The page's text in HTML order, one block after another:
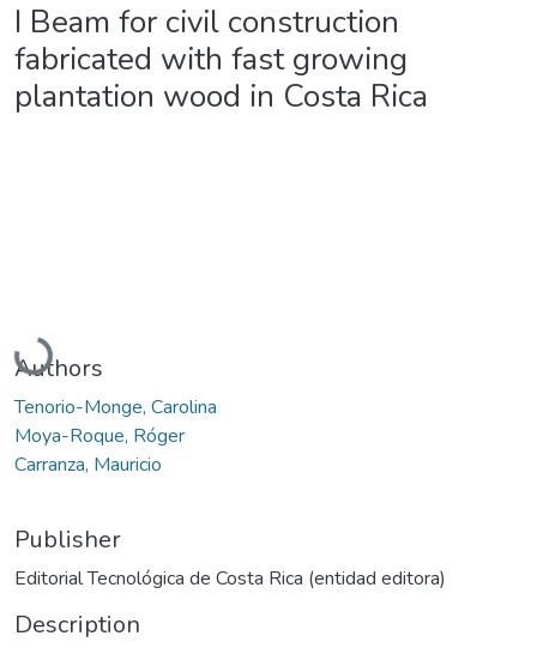
I Beam for civil construction
fabricated with fast growing
plantation wood in Costa Rica
Loading...
Authors
Tenorio-Monge, Carolina
Moya-Roque, Róger
Carranza, Mauricio
Publisher
Editorial Tecnológica de Costa Rica (entidad editora)
Description